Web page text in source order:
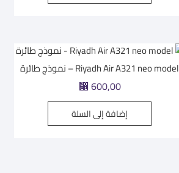
Riyadh Air A321 neo model – نموذج طائرة
⃁ 600,00
إضافة إلى السلة